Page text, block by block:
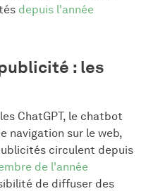
depuis l'année
: les
ChatGPT, le chatbot
navigation sur le web,
circulent depuis
de l'année
de diffuser des